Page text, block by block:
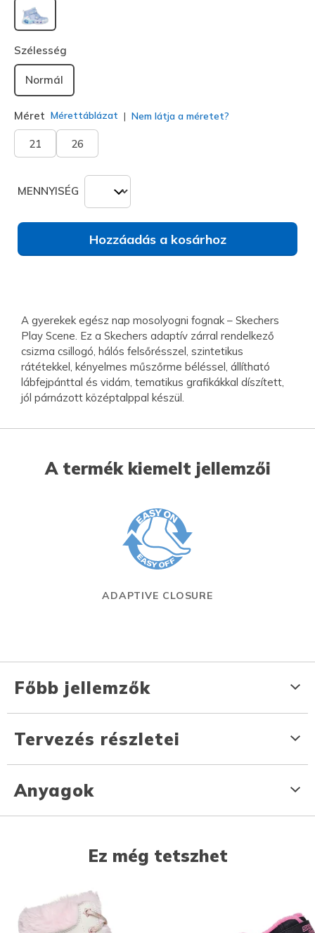
kiválasztva
Szélesség
Normál
Méret Mérettáblázat Nem látja a méretet?
21 26
MENNYISÉG
Hozzáadás a kosárhoz
A gyerekek egész nap mosolyogni fognak – Skechers
Play Scene. Ez a Skechers adaptív zárral rendelkező
csizma csillogó, hálós felsőrésszel, szintetikus
rátétekkel, kényelmes műszőrme béléssel, állítható
lábfejpánttal és vidám, tematikus grafikákkal díszített,
jól párnázott középtalppal készül.
A termék kiemelt jellemzői
ADAPTIVE CLOSURE
Főbb jellemzők
Tervezés részletei
Anyagok
Ez még tetszhet